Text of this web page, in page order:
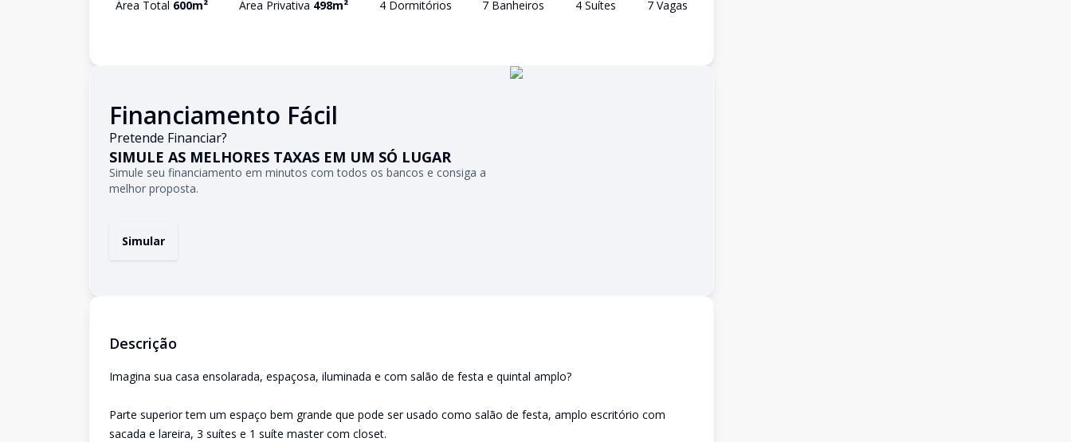
Área Total 600m² Área Privativa 498m² 4Dormitórios 7 Banheiros 4 Suítes 7Vagas
Financiamento Fácil
Pretende Financiar?
SIMULE AS MELHORES TAXAS EM UM SÓ LUGAR
Simule seu financiamento em minutos com todos os bancos e consiga a
melhor proposta.
Simular
Descrição
Imagina sua casa ensolarada, espaçosa, iluminada e com salão de festa e quintal amplo?
Parte superior tem um espaço bem grande que pode ser usado como salão de festa, amplo escritório com
sacada e lareira, 3 suítes e 1 suíte master com closet.